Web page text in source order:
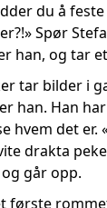
du å
Spør
han, og tar
tar bilder i
han. Han
hvem det er.
drakta
går opp.
første